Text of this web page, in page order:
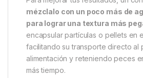
Desde su introducción al mercado
década, esta mezcla ha sido un
pescadores decarpfishing,
¿El secreto? Su fórmula rica en
basada en los conocidos pellets